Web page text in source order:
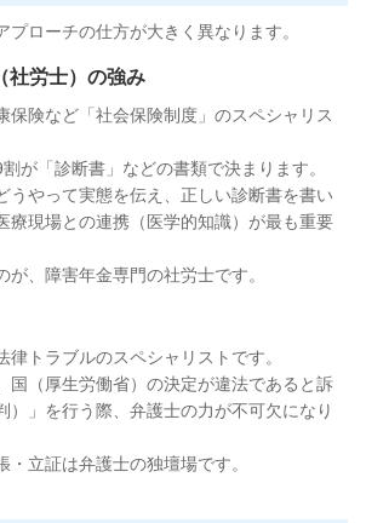
プローチの仕方が大きく異なります。
社労士）の強み
保険など「社会保険制度」のスペシャリス
が「診断書」などの書類で決まります。
うやって実態を伝え、正しい診断書を書い
療現場との連携（医学的知識）が最も重要
が、障害年金専門の社労士です。
律トラブルのスペシャリストです。
国（厚生労働省）の決定が違法であると訴
）」を行う際、弁護士の力が不可欠になり
・立証は弁護士の独壇場です。